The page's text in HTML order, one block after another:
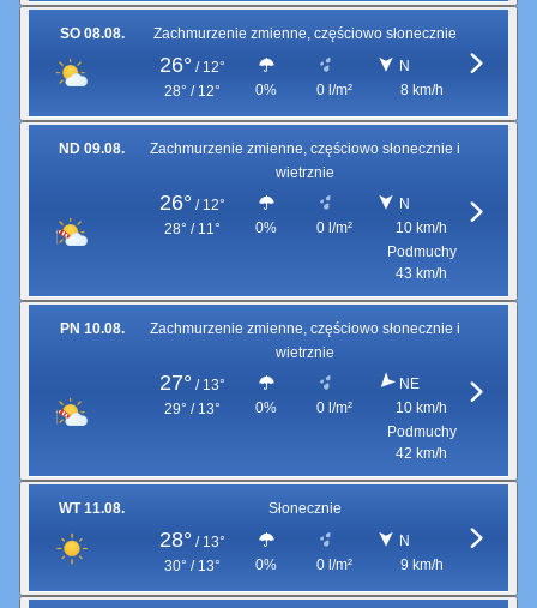
SO 08.08. Zachmurzenie zmienne, częściowo słonecznie
26° / 12°
28° / 12°
0% 0 l/m²
N
8 km/h
ND 09.08.
Zachmurzenie zmienne, częściowo słonecznie i
wietrznie
26° / 12°
28° / 11°
0% 0 l/m²
N
10 km/h
Podmuchy
43 km/h
PN 10.08.
Zachmurzenie zmienne, częściowo słonecznie i
wietrznie
27° / 13°
29° / 13°
0% 0 l/m²
NE
10 km/h
Podmuchy
42 km/h
WT 11.08. Słonecznie
28° / 13°
30° / 13°
0% 0 l/m²
N
9 km/h